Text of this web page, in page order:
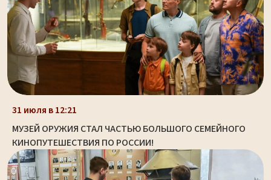
31 июля в 12:21
МУЗЕЙ ОРУЖИЯ СТАЛ ЧАСТЬЮ БОЛЬШОГО СЕМЕЙНОГО
КИНОПУТЕШЕСТВИЯ ПО РОССИИ!